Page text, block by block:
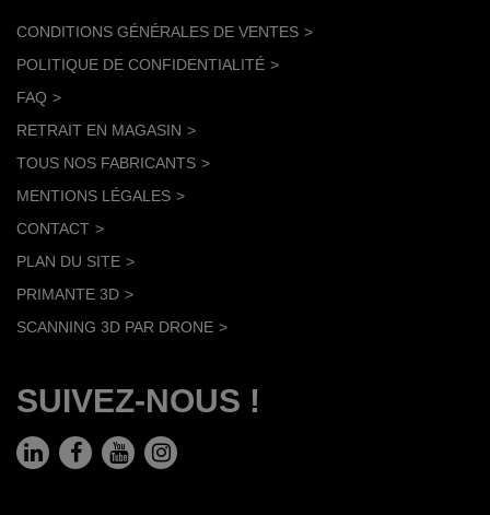
CONDITIONS GÉNÉRALES DE VENTES
POLITIQUE DE CONFIDENTIALITÉ
FAQ
RETRAIT EN MAGASIN
TOUS NOS FABRICANTS
MENTIONS LÉGALES
CONTACT
PLAN DU SITE
PRIMANTE 3D
SCANNING 3D PAR DRONE
SUIVEZ-NOUS !